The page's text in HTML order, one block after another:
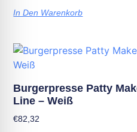
In Den Warenkorb
Burgerpresse Patty
Line – Weiß
€82,32